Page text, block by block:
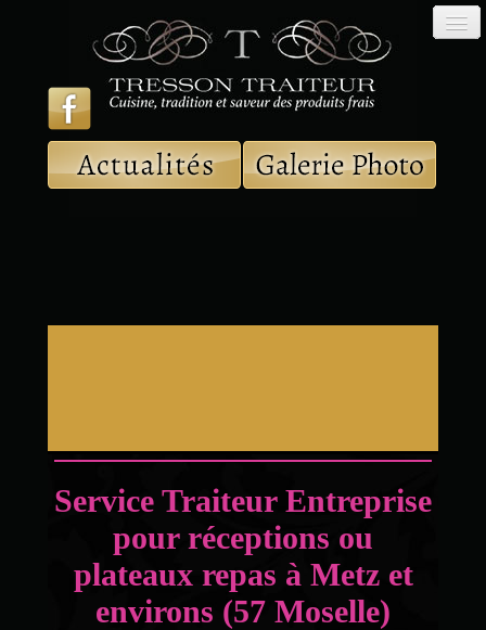
Service Traiteur Entreprise
pour réceptions ou
plateaux repas à Metz et
environs (57 Moselle)